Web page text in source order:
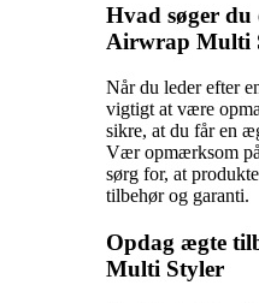
Hvad søger du
Airwrap Multi
Når du leder efter
vigtigt at være
sikre, at du får en
Vær opmærksom
sørg for, at
tilbehør og garanti.
Opdag ægte
Multi Styler